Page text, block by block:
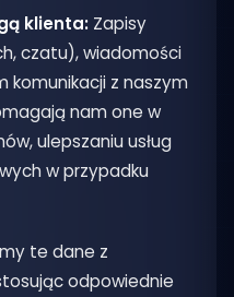
klienta: Zapisy
czatu), wiadomości
komunikacji z naszym
nam one w
ulepszaniu usług
w przypadku
te dane z
odpowiednie